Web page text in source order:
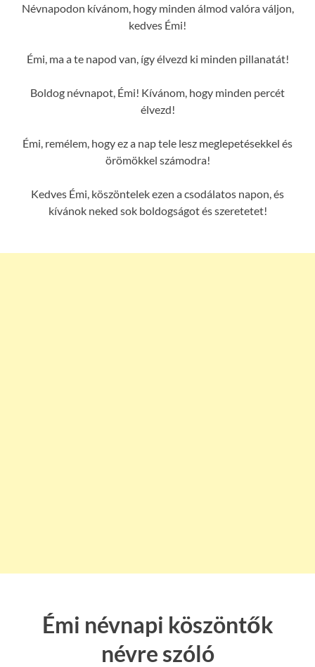
Névnapodon kívánom, hogy minden álmod valóra váljon,
kedves Émi!
Émi, ma a te napod van, így élvezd ki minden pillanatát!
Boldog névnapot, Émi! Kívánom, hogy minden percét
élvezd!
Émi, remélem, hogy ez a nap tele lesz meglepetésekkel és
örömökkel számodra!
Kedves Émi, köszöntelek ezen a csodálatos napon, és
kívánok neked sok boldogságot és szeretetet!
Émi névnapi köszöntők
névre szóló